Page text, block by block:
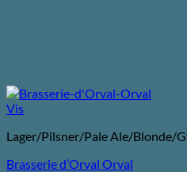
Vis
Lager/Pilsner/Pale Ale/Blonde/
Brasserie d’Orval Orval